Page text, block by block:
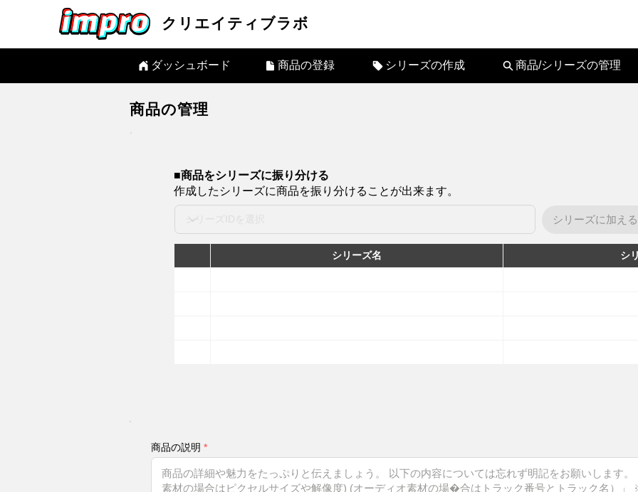
クリエイティブラボ
ダッシュボード 商品の登録 シリーズの作成 商品/シリーズの管理
商品の管理
​■商品をシリーズに振り分ける
作成したシリーズに商品を振り分けることが出来ます。
シリーズに加える
シリーズ名 シ
商品の説明